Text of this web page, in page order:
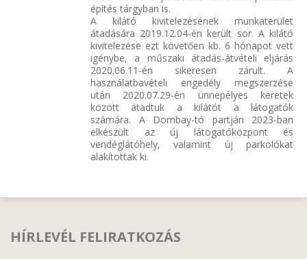
építés tárgyban is.
A kilátó kivitelezésének munkaterület
átadására 2019.12.04-én került sor. A kilátó
kivitelezése ezt követően kb. 6 hónapot vett
igénybe, a műszaki átadás-átvételi eljárás
2020.06.11-én sikeresen zárult. A
használatbavételi engedély megszerzése
után 2020.07.29-én ünnepélyes keretek
között átadtuk a kilátót a látogatók
számára. A Dombay-tó partján 2023-ban
elkészült az új látogatóközpont és
vendéglátóhely, valamint új parkolókat
alakítottak ki.
HÍRLEVÉL FELIRATKOZÁS